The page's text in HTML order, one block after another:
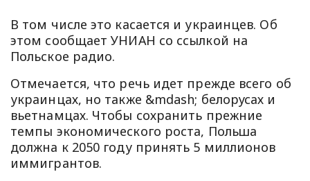
В том числе это касается и украинцев. Об
этом сообщает УНИАН со ссылкой на
Польское радио.
Отмечается, что речь идет прежде всего об
украинцах, но также &mdash; белорусах и
вьетнамцах. Чтобы сохранить прежние
темпы экономического роста, Польша
должна к 2050 году принять 5 миллионов
иммигрантов.